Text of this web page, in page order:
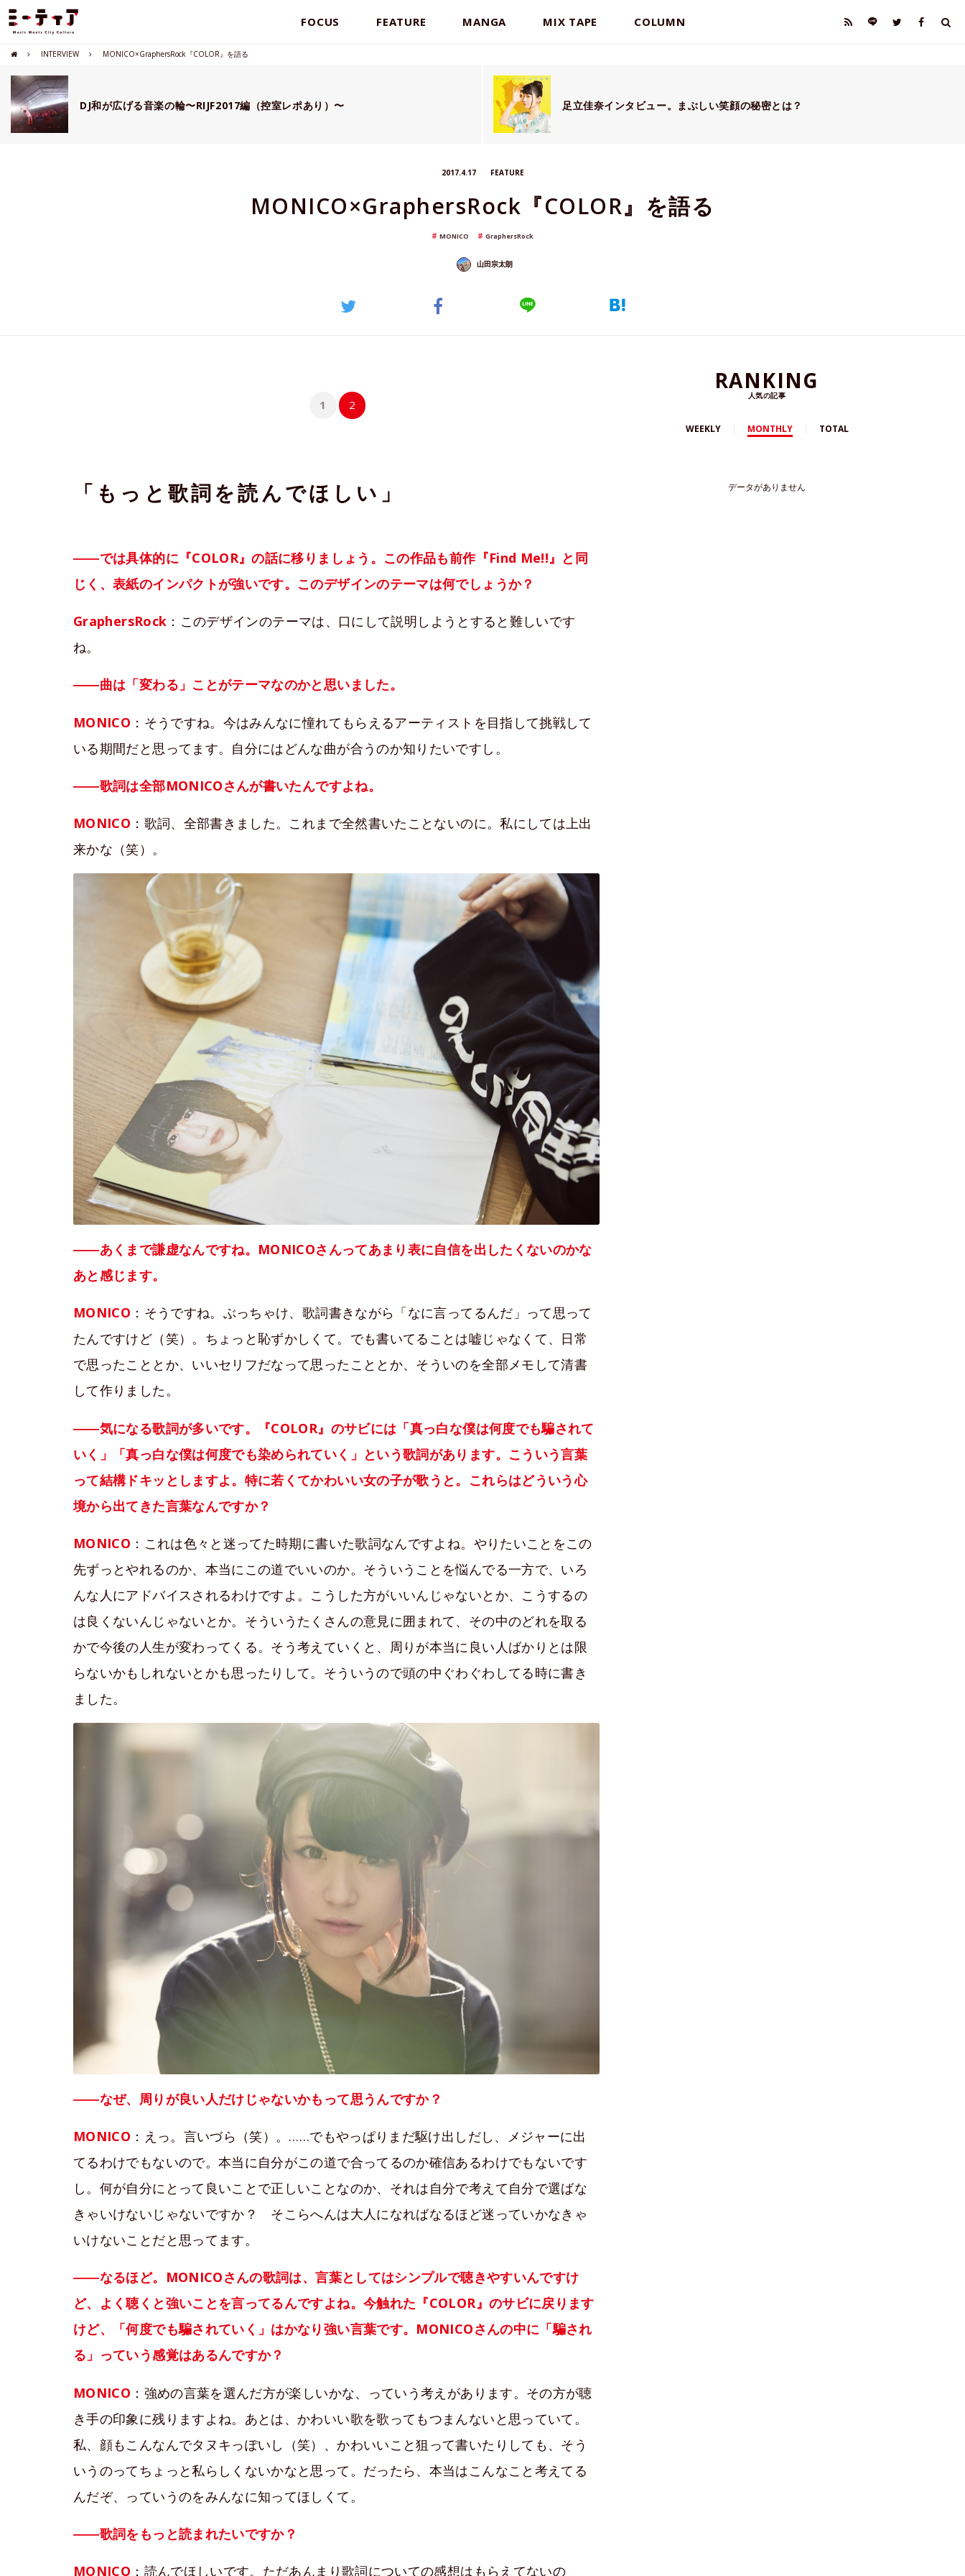
FOCUS FEATURE MANGA MIX TAPE COLUMN
INTERVIEW MONICO×GraphersRock『COLOR』を語る
DJ和が広げる音楽の輪〜RIJF2017編（控室レポあり）〜 足立佳奈インタビュー。まぶしい笑顔の秘密とは？
2017.4.17 FEATURE
MONICO×GraphersRock『COLOR』を語る
MONICO GraphersRock
山田宗太朗
1 2
「もっと歌詞を読んでほしい」
――では具体的に『COLOR』の話に移りましょう。この作品も前作『Find Me!!』と同
じく、表紙のインパクトが強いです。このデザインのテーマは何でしょうか？
GraphersRock ：このデザインのテーマは、口にして説明しようとすると難しいです
ね。
――曲は「変わる」ことがテーマなのかと思いました。
MONICO ：そうですね。今はみんなに憧れてもらえるアーティストを目指して挑戦して
いる期間だと思ってます。自分にはどんな曲が合うのか知りたいですし。
――歌詞は全部MONICOさんが書いたんですよね。
MONICO ：歌詞、全部書きました。これまで全然書いたことないのに。私にしては上出
来かな（笑）。
――あくまで謙虚なんですね。MONICOさんってあまり表に自信を出したくないのかな
あと感じます。
MONICO ：そうですね。ぶっちゃけ、歌詞書きながら「なに言ってるんだ」って思って
たんですけど（笑）。ちょっと恥ずかしくて。でも書いてることは嘘じゃなくて、日常
で思ったこととか、いいセリフだなって思ったこととか、そういのを全部メモして清書
して作りました。
――気になる歌詞が多いです。『COLOR』のサビには「真っ白な僕は何度でも騙されて
いく」「真っ白な僕は何度でも染められていく」という歌詞があります。こういう言葉
って結構ドキッとしますよ。特に若くてかわいい女の子が歌うと。これらはどういう心
境から出てきた言葉なんですか？
MONICO ：これは色々と迷ってた時期に書いた歌詞なんですよね。やりたいことをこの
先ずっとやれるのか、本当にこの道でいいのか。そういうことを悩んでる一方で、いろ
んな人にアドバイスされるわけですよ。こうした方がいいんじゃないとか、こうするの
は良くないんじゃないとか。そういうたくさんの意見に囲まれて、その中のどれを取る
かで今後の人生が変わってくる。そう考えていくと、周りが本当に良い人ばかりとは限
らないかもしれないとかも思ったりして。そういうので頭の中ぐわぐわしてる時に書き
ました。
――なぜ、周りが良い人だけじゃないかもって思うんですか？
MONICO ：えっ。言いづら（笑）。……でもやっぱりまだ駆け出しだし、メジャーに出
てるわけでもないので。本当に自分がこの道で合ってるのか確信あるわけでもないです
し。何が自分にとって良いことで正しいことなのか、それは自分で考えて自分で選ばな
きゃいけないじゃないですか？ そこらへんは大人になればなるほど迷っていかなきゃ
いけないことだと思ってます。
――なるほど。MONICOさんの歌詞は、言葉としてはシンプルで聴きやすいんですけ
ど、よく聴くと強いことを言ってるんですよね。今触れた『COLOR』のサビに戻ります
けど、「何度でも騙されていく」はかなり強い言葉です。MONICOさんの中に「騙され
る」っていう感覚はあるんですか？
MONICO ：強めの言葉を選んだ方が楽しいかな、っていう考えがあります。その方が聴
き手の印象に残りますよね。あとは、かわいい歌を歌ってもつまんないと思っていて。
私、顔もこんなんでタヌキっぽいし（笑）、かわいいこと狙って書いたりしても、そう
いうのってちょっと私らしくないかなと思って。だったら、本当はこんなこと考えてる
んだぞ、っていうのをみんなに知ってほしくて。
――歌詞をもっと読まれたいですか？
MONICO ：読んでほしいです。ただあんまり歌詞についての感想はもらえてないの
RANKING
人気の記事
WEEKLY MONTHLY TOTAL
データがありません